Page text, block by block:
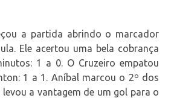
a partida abrindo o marcador
Ele acertou uma bela cobrança
1 a 0. O Cruzeiro empatou
1 a 1. Aníbal marcou o 2º dos
levou a vantagem de um gol para o